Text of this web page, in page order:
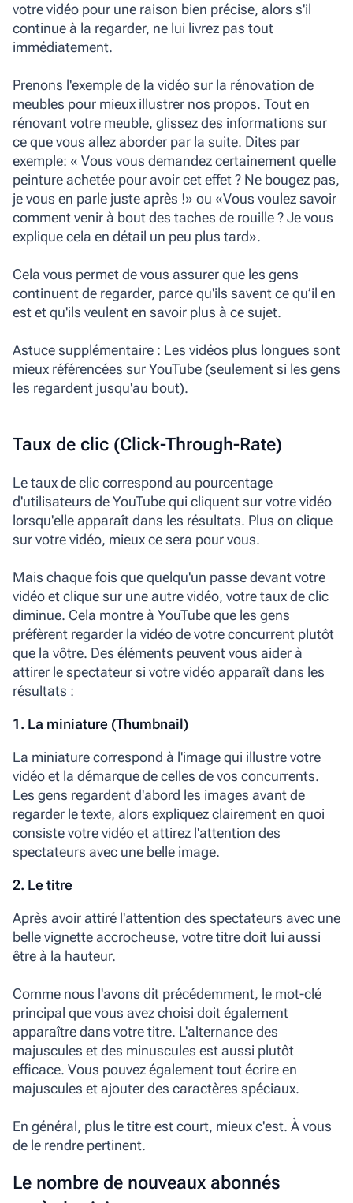
votre vidéo pour une raison bien précise, alors s'il
continue à la regarder, ne lui livrez pas tout
immédiatement.
Prenons l'exemple de la vidéo sur la rénovation de
meubles pour mieux illustrer nos propos. Tout en
rénovant votre meuble, glissez des informations sur
ce que vous allez aborder par la suite. Dites par
exemple: « Vous vous demandez certainement quelle
peinture achetée pour avoir cet effet ? Ne bougez pas,
je vous en parle juste après !» ou «Vous voulez savoir
comment venir à bout des taches de rouille ? Je vous
explique cela en détail un peu plus tard».
Cela vous permet de vous assurer que les gens
continuent de regarder, parce qu'ils savent ce qu’il en
est et qu'ils veulent en savoir plus à ce sujet.
Astuce supplémentaire : Les vidéos plus longues sont
mieux référencées sur YouTube (seulement si les gens
les regardent jusqu'au bout).
Taux de clic (Click-Through-Rate)
Le taux de clic correspond au pourcentage
d'utilisateurs de YouTube qui cliquent sur votre vidéo
lorsqu'elle apparaît dans les résultats. Plus on clique
sur votre vidéo, mieux ce sera pour vous.
Mais chaque fois que quelqu'un passe devant votre
vidéo et clique sur une autre vidéo, votre taux de clic
diminue. Cela montre à YouTube que les gens
préfèrent regarder la vidéo de votre concurrent plutôt
que la vôtre. Des éléments peuvent vous aider à
attirer le spectateur si votre vidéo apparaît dans les
résultats :
1. La miniature (Thumbnail)
La miniature correspond à l'image qui illustre votre
vidéo et la démarque de celles de vos concurrents.
Les gens regardent d'abord les images avant de
regarder le texte, alors expliquez clairement en quoi
consiste votre vidéo et attirez l'attention des
spectateurs avec une belle image.
2. Le titre
Après avoir attiré l'attention des spectateurs avec une
belle vignette accrocheuse, votre titre doit lui aussi
être à la hauteur.
Comme nous l'avons dit précédemment, le mot-clé
principal que vous avez choisi doit également
apparaître dans votre titre. L'alternance des
majuscules et des minuscules est aussi plutôt
efficace. Vous pouvez également tout écrire en
majuscules et ajouter des caractères spéciaux.
En général, plus le titre est court, mieux c'est. À vous
de le rendre pertinent.
Le nombre de nouveaux abonnés